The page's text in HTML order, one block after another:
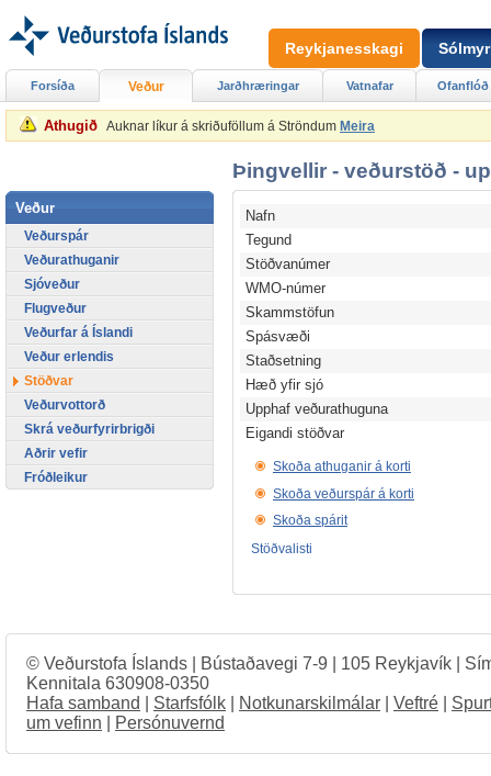
Athugið Auknar líkur á skriðuföllum á Ströndum Meira
Þingvellir - veðurstöð -
Nafn
Tegund
Stöðvanúmer
WMO-númer
Skammstöfun
Spásvæði
Staðsetning
Hæð yfir sjó
Upphaf veðurathuguna
Eigandi stöðvar
Skoða athuganir á korti
Skoða veðurspár á korti
Skoða spárit
Stöðvalisti
Forsíða Veður Jarðhræringar Vatnafar Ofanflóð
Veður
Veðurspár
Veðurathuganir
Sjóveður
Flugveður
Veðurfar á Íslandi
Veður erlendis
Stöðvar
Veðurvottorð
Skrá veðurfyrirbrigði
Aðrir vefir
Fróðleikur
Reykjanesskagi
© Veðurstofa Íslands | Bústaðavegi 7-9 | 105 Reykjavík |
Kennitala 630908-0350
Hafa samband
Starfsfólk Notkunarskilmálar Veftré
um vefinn
Persónuvernd